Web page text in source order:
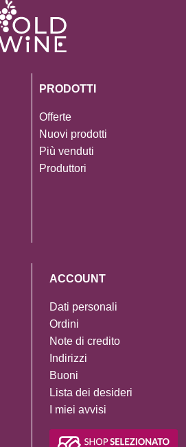
PRODOTTI
Offerte
Nuovi prodotti
Più venduti
Produttori
ACCOUNT
Dati personali
Ordini
Note di credito
Indirizzi
Buoni
Lista dei desideri
I miei avvisi